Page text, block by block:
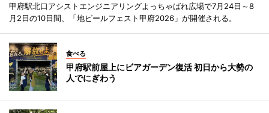
甲府駅北口アシストエンジニアリングよっちゃばれ広場で7月24日～8
月2日の10日間、「地ビールフェスト甲府2026」が開催される。
食べる
甲府駅前屋上にビアガーデン復活 初日から大勢の
人でにぎわう